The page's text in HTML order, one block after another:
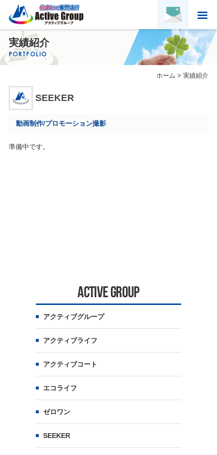
ホーム
HOME
アクティブグループについて
実績紹介
PORTFOLIO
お客様の声
求人募集・協力会社募集
実績紹介
PORTFOLIO
ホーム >実績紹介
SEEKER
動画制作/プロモーション撮影
準備中です。
ACTIVE GROUP
アクティブグループ
アクティブライフ
アクティブコート
エコライフ
ゼロワン
SEEKER